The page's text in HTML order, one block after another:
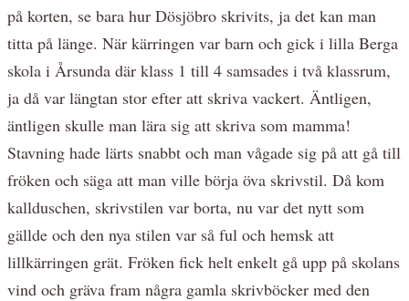
på korten, se bara hur Dösjöbro skrivits, ja det kan man
titta på länge. När kärringen var barn och gick i lilla Berga
skola i Årsunda där klass 1 till 4 samsades i två klassrum,
ja då var längtan stor efter att skriva vackert. Äntligen,
äntligen skulle man lära sig att skriva som mamma!
Stavning hade lärts snabbt och man vågade sig på att gå till
fröken och säga att man ville börja öva skrivstil. Då kom
kallduschen, skrivstilen var borta, nu var det nytt som
gällde och den nya stilen var så ful och hemsk att
lillkärringen grät. Fröken fick helt enkelt gå upp på skolans
vind och gräva fram några gamla skrivböcker med den